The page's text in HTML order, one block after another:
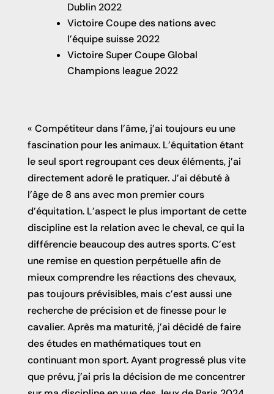
Dublin 2022
Victoire Coupe des nations avec
l’équipe suisse 2022
Victoire Super Coupe Global
Champions league 2022
« Compétiteur dans l’âme, j’ai toujours eu une
fascination pour les animaux. L’équitation étant
le seul sport regroupant ces deux éléments, j’ai
directement adoré le pratiquer. J’ai débuté à
l’âge de 8 ans avec mon premier cours
d’équitation. L’aspect le plus important de cette
discipline est la relation avec le cheval, ce qui la
différencie beaucoup des autres sports. C’est
une remise en question perpétuelle afin de
mieux comprendre les réactions des chevaux,
pas toujours prévisibles, mais c’est aussi une
recherche de précision et de finesse pour le
cavalier. Après ma maturité, j’ai décidé de faire
des études en mathématiques tout en
continuant mon sport. Ayant progressé plus vite
que prévu, j’ai pris la décision de me concentrer